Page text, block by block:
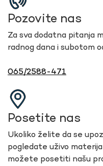
Pozovite nas
Za sva dodatna pitanja
radnog dana i subotom
065/2588-471
Posetite nas
Ukoliko želite da se
pogledate uživo
možete posetiti našu